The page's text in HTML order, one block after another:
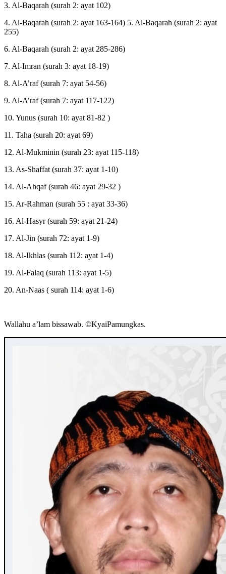
3. Al-Baqarah (surah 2: ayat 102)
4. Al-Baqarah (surah 2: ayat 163-164) 5. Al-Baqarah (surah 2: ayat
255)
6. Al-Baqarah (surah 2: ayat 285-286)
7. Al-Imran (surah 3: ayat 18-19)
8. Al-A’raf (surah 7: ayat 54-56)
9. Al-A’raf (surah 7: ayat 117-122)
10. Yunus (surah 10: ayat 81-82 )
11. Taha (surah 20: ayat 69)
12. Al-Mukminin (surah 23: ayat 115-118)
13. As-Shaffat (surah 37: ayat 1-10)
14. Al-Ahqaf (surah 46: ayat 29-32 )
15. Ar-Rahman (surah 55 : ayat 33-36)
16. Al-Hasyr (surah 59: ayat 21-24)
17. Al-Jin (surah 72: ayat 1-9)
18. Al-Ikhlas (surah 112: ayat 1-4)
19. Al-Falaq (surah 113: ayat 1-5)
20. An-Naas ( surah 114: ayat 1-6)
Wallahu a’lam bissawab. ©️KyaiPamungkas.